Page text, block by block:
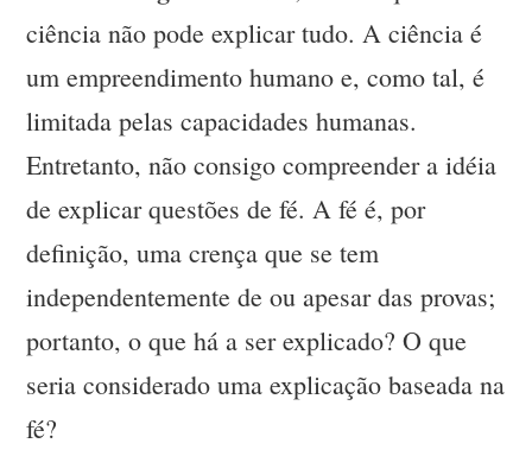
ciência não pode explicar tudo. A ciência é
um empreendimento humano e, como tal, é
limitada pelas capacidades humanas.
Entretanto, não consigo compreender a idéia
de explicar questões de fé. A fé é, por
definição, uma crença que se tem
independentemente de ou apesar das provas;
portanto, o que há a ser explicado? O que
seria considerado uma explicação baseada na
fé?